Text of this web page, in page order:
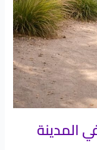
المدينة